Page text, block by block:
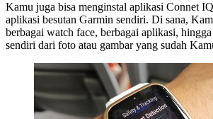
Kamu juga bisa menginstal aplikasi Connet
aplikasi besutan Garmin sendiri. Di sana,
berbagai watch face, berbagai aplikasi,
sendiri dari foto atau gambar yang sudah